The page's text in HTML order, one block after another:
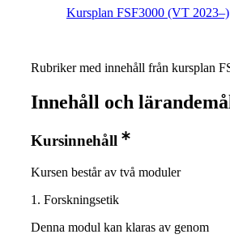
Kursplan FSF3000 (VT 2023–)
Rubriker med innehåll från kursplan
Innehåll och
Kursinnehåll
Kursen består av två moduler
1. Forskningsetik
Denna modul kan klaras av genom